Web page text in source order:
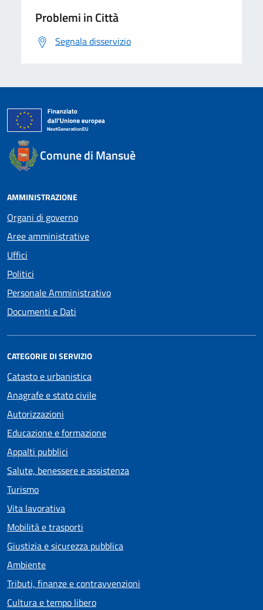
Problemi in Città
Segnala disservizio
Comune di Mansuè
AMMINISTRAZIONE
Organi di governo
Aree amministrative
Uffici
Politici
Personale Amministrativo
Documenti e Dati
CATEGORIE DI SERVIZIO
Catasto e urbanistica
Anagrafe e stato civile
Autorizzazioni
Educazione e formazione
Appalti pubblici
Salute, benessere e assistenza
Turismo
Vita lavorativa
Mobilità e trasporti
Giustizia e sicurezza pubblica
Ambiente
Tributi, finanze e contravvenzioni
Cultura e tempo libero